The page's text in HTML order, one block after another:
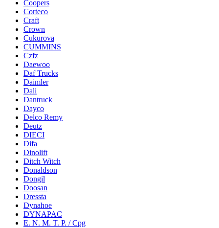
Coopers
Corteco
Craft
Crown
Cukurova
CUMMINS
Czfz
Daewoo
Daf Trucks
Daimler
Dali
Dantruck
Dayco
Delco Remy
Deutz
DIECI
Difa
Dinolift
Ditch Witch
Donaldson
Dongil
Doosan
Dressta
Dynahoe
DYNAPAC
E. N. M. T. P. / Cpg